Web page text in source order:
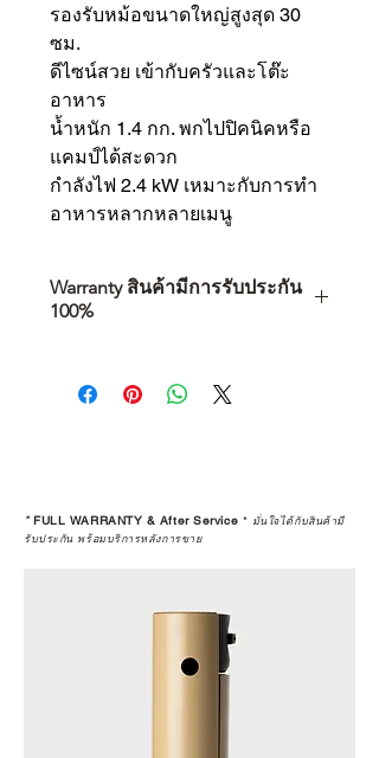
รองรับหม้อขนาดใหญ่สูงสุด 30
ซม.
ดีไซน์สวย เข้ากับครัวและโต๊ะ
อาหาร
น้ำหนัก 1.4 กก. พกไปปิคนิคหรือ
แคมป์ได้สะดวก
กำลังไฟ 2.4 kW เหมาะกับการทำ
อาหารหลากหลายเมนู
Warranty สินค้ามีการรับประกัน
100%
คุณตัดสินใจซื้อ แต่รวมไปถึง
“ประสบการณ์หลังการใช้งาน” ใน
STUDIO และร้านตัวแทนจำหน่ายที่
ได้รับการแต่งตั้งอย่างเป็นทางการ จะ
มาตรฐานของแบรนด์ ไม่ว่าจะ
เป็นการให้คำแนะนำ การดูแลสินค้า
หรือการแก้ไขปัญหาที่อาจเกิดขึ้นใน
*FULL WARRANTY & After Service * มั่นใจได้กับสินค้ามี
รับประกัน พร้อมบริการหลังการขาย